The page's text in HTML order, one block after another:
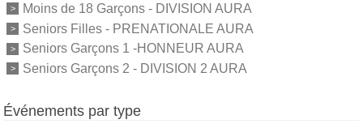
Moins de 18 Garçons - DIVISION AURA
Seniors Filles - PRENATIONALE AURA
Seniors Garçons 1 -HONNEUR AURA
Seniors Garçons 2 - DIVISION 2 AURA
Événements par type